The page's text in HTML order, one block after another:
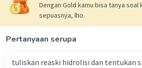
Beri Rating ·0.0(0) Balas
Dengan Gold kamu bisa tanya soal
sepuasnya, lho.
Pertanyaan serupa
tuliskan reaski hidrolisi dan tentukan